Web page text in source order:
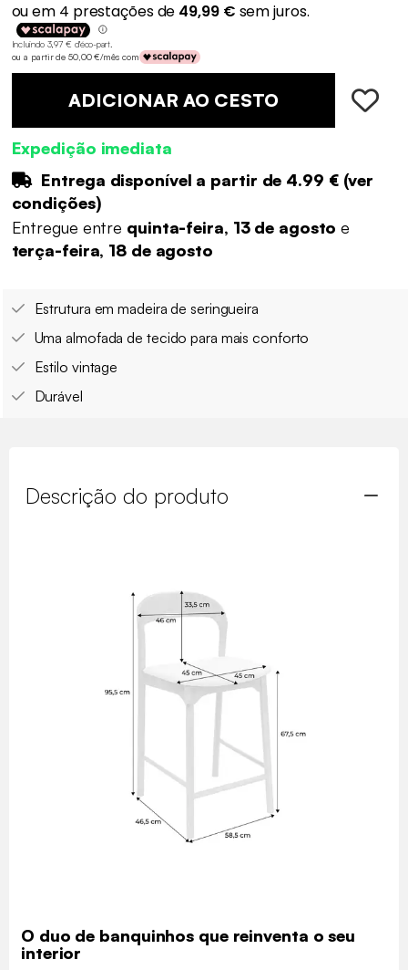
Incluindo 3,97 € d'éco-part.
ou a partir de 50,00 €/mês com
ADICIONAR AO CESTO
Expedição imediata
Entrega disponível a partir de 4.99 €(ver
condições)
Entregue entre quinta-feira, 13 de agostoe
terça-feira, 18 de agosto
Estrutura em madeira de seringueira
Uma almofada de tecido para mais conforto
Estilo vintage
Durável
Descrição do produto
O duo de banquinhos que reinventa o seu
interior